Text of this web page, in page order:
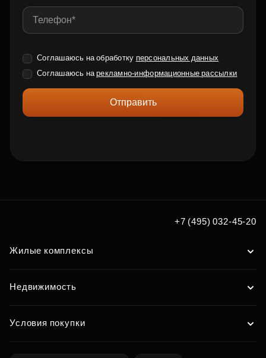
Соглашаюсь на обработку персональных данных
Соглашаюсь нарекламно-информационные рассылки
Отправить
+7 (495) 032-45-20
Жилые комплексы
Недвижимость
Условия покупки